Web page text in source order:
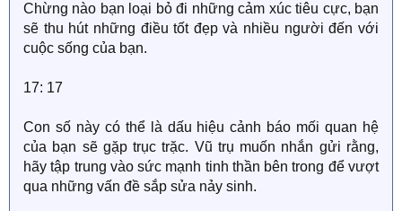
Chừng nào bạn loại bỏ đi những cảm xúc tiêu cực, bạn
sẽ thu hút những điều tốt đẹp và nhiều người đến với
cuộc sống của bạn.
17: 17
Con số này có thể là dấu hiệu cảnh báo mối quan hệ
của bạn sẽ gặp trục trặc. Vũ trụ muốn nhắn gửi rằng,
hãy tập trung vào sức mạnh tinh thần bên trong để vượt
qua những vấn đề sắp sửa nảy sinh.